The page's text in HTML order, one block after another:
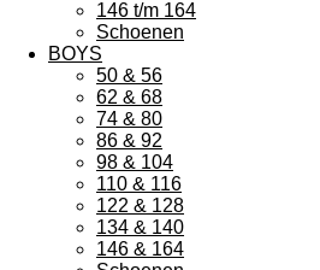
146 t/m 164
Schoenen
BOYS
50 & 56
62 & 68
74 & 80
86 & 92
98 & 104
110 & 116
122 & 128
134 & 140
146 & 164